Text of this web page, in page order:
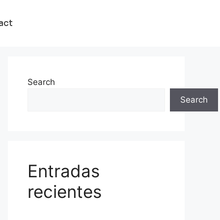
Search
Search
Entradas
recientes